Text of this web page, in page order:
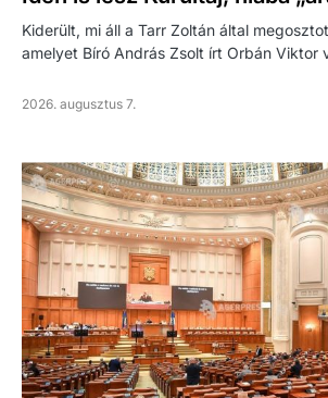
Kiderült, mi áll a Tarr Zoltán által
amelyet Bíró András Zsolt írt Orbán Viktor
2026. augusztus 7.